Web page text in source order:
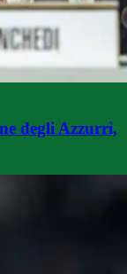
degli Azzurri,